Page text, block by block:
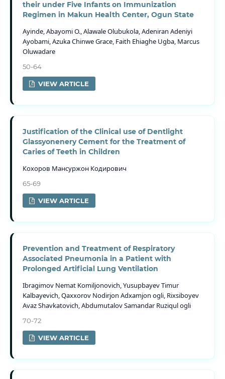
their under Five Infants on Immunization
Regimen in Makun Health Center, Ogun State
Ayinde, Abayomi O., Alawale Olubukola, Adeniran Adeniyi
Ayobami, Azuka Chinwe Grace, Faith Ehiaghe Ugba, Marcus
Oluwadare
50-64
VIEW ARTICLE
Justification of the Clinical use of Dentlight
Glassyonenery Cement for the Treatment of
Caries of Teeth in Children
Кохоров Мансуржон Кодирович
65-69
VIEW ARTICLE
Prevention and Treatment of Respiratory
Associated Pneumonia in a Patient with
Prolonged Artificial Lung Ventilation
Ibragimov Nemat Komiljonovich, Yusupbayev Timur
Kalbayevich, Qaxxorov Nodirjon Adxamjon ogli, Rixsiboyev
Avaz Shavkatovich, Abdumutalov Samandar Ruziqul ogli
70-72
VIEW ARTICLE